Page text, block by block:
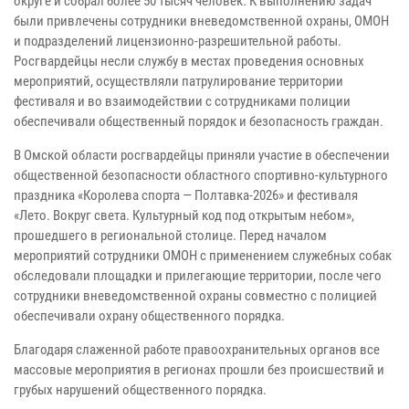
были привлечены сотрудники вневедомственной охраны, ОМОН
и подразделений лицензионно-разрешительной работы.
Росгвардейцы несли службу в местах проведения основных
мероприятий, осуществляли патрулирование территории
фестиваля и во взаимодействии с сотрудниками полиции
обеспечивали общественный порядок и безопасность граждан.
В Омской области росгвардейцы приняли участие в обеспечении
общественной безопасности областного спортивно-культурного
праздника «Королева спорта — Полтавка-2026» и фестиваля
«Лето. Вокруг света. Культурный код под открытым небом»,
прошедшего в региональной столице. Перед началом
мероприятий сотрудники ОМОН с применением служебных собак
обследовали площадки и прилегающие территории, после чего
сотрудники вневедомственной охраны совместно с полицией
обеспечивали охрану общественного порядка.
Благодаря слаженной работе правоохранительных органов все
массовые мероприятия в регионах прошли без происшествий и
грубых нарушений общественного порядка.